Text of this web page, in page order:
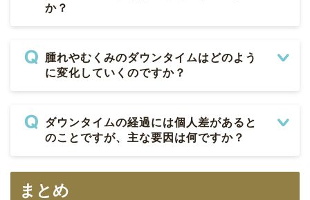
か？
腫れやむくみのダウンタイムはどのよう
に変化していくのですか？
ダウンタイムの経過には個人差があると
のことですが、主な要因は何ですか？
まとめ